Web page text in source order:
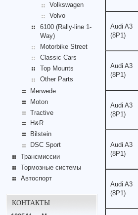
Volkswagen
Volvo
6100 (Rally-line 1-
Way)
Motorbike Street
Classic Cars
Top Mounts
Other Parts
Merwede
Moton
Tractive
H&R
Bilstein
DSC Sport
Трансмиссии
Тормозные системы
Автоспорт
КОНТАКТЫ
Audi A3
(8P1)
Audi A3
(8P1)
Audi A3
(8P1)
Audi A3
(8P1)
Audi A3
(8P1)